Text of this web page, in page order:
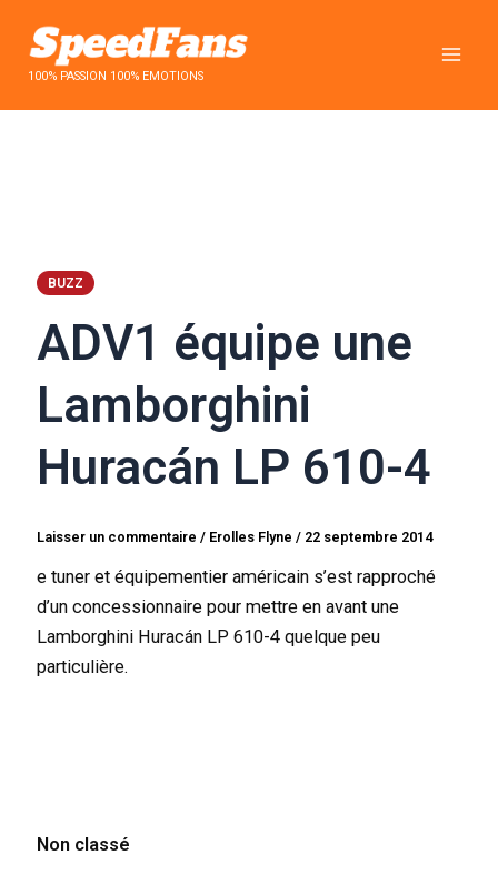
contenu100% PASSION 100% EMOTIONS
BUZZ
ADV1 équipe une
Lamborghini
Huracán LP 610-4
Laisser un commentaire / Erolles Flyne/ 22 septembre 2014
e tuner et équipementier américain s’est rapproché
d’un concessionnaire pour mettre en avant une
Lamborghini Huracán LP 610-4 quelque peu
particulière.
Non classé